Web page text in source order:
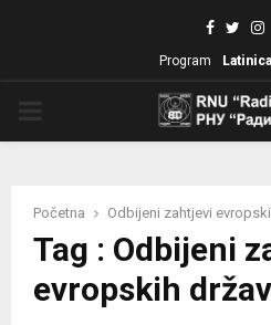
Program Latinica
Početna Odbijeni zahtjevi
Tag : Odbijeni
evropskih